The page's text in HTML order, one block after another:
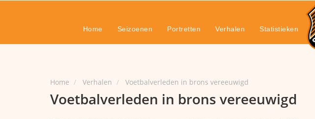
Home Seizoenen Portretten Verhalen Statistieken
Home Verhalen Voetbalverleden in brons vereeuwigd
Voetbalverleden in brons vereeuwigd